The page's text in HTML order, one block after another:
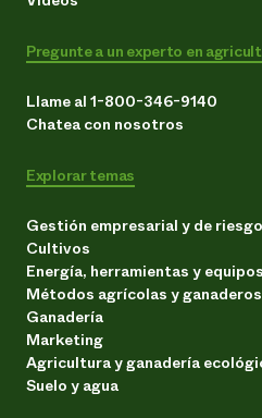
Pregunte a un experto en
Llame al 1-800-346-9140
Chatea con nosotros
Explorar temas
Gestión empresarial y de
Cultivos
Energía, herramientas y
Métodos agrícolas y ganaderos
Ganadería
Marketing
Agricultura y ganadería
Suelo y agua